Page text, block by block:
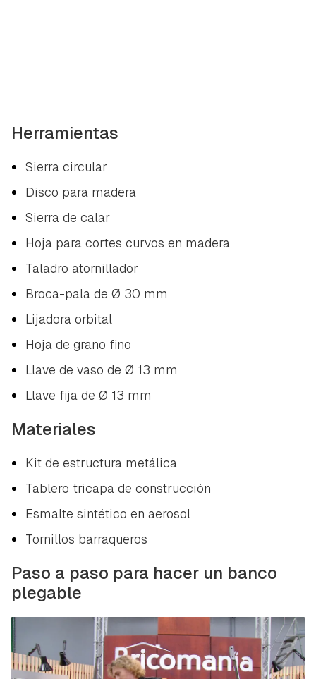
Herramientas
Sierra circular
Disco para madera
Sierra de calar
Hoja para cortes curvos en madera
Taladro atornillador
Broca-pala de Ø 30 mm
Lijadora orbital
Hoja de grano fino
Llave de vaso de Ø 13 mm
Llave fija de Ø 13 mm
Materiales
Kit de estructura metálica
Tablero tricapa de construcción
Esmalte sintético en aerosol
Tornillos barraqueros
Paso a paso para hacer un banco
plegable